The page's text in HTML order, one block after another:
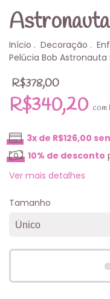
Início . Decoração .
Pelúcia Bob Astronauta
R$378,00
R$340,20 com
3x de R$126,00
10% de desconto
Ver mais detalhes
Tamanho